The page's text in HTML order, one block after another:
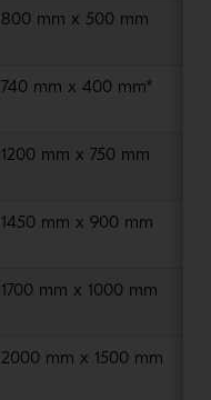
800 mm x 500 mm
740 mm x 400 mm*
1200 mm x 750 mm
1450 mm x 900 mm
1700 mm x 1000 mm
2000 mm x 1500 mm